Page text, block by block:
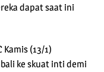
dapat saat ini
(13/1)
ke skuat inti demi